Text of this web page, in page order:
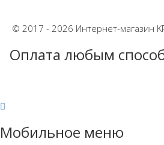
© 2017 - 2026 Интернет-магазин
Оплата любым
Мобильное меню